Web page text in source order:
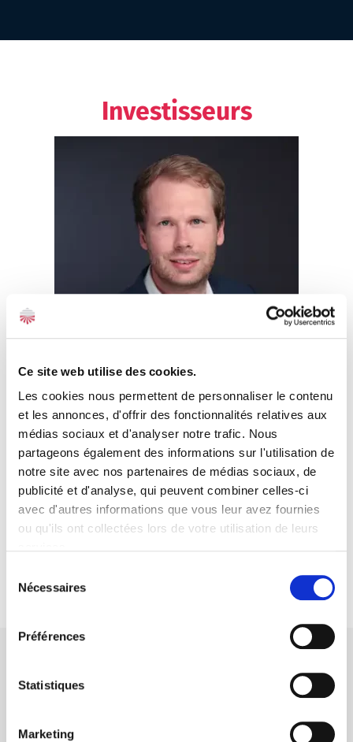
Ce site web utilise des cookies.
Les cookies nous permettent de personnaliser le contenu
et les annonces, d'offrir des fonctionnalités relatives aux
médias sociaux et d'analyser notre trafic. Nous
partageons également des informations sur l'utilisation de
notre site avec nos partenaires de médias sociaux, de
publicité et d'analyse, qui peuvent combiner celles-ci
avec d'autres informations que vous leur avez fournies
ou qu'ils ont collectées lors de votre utilisation de leurs
Nécessaires
Préférences
Statistiques
Marketing
Investisseurs
François Sion
Chargé d’Affaires Sénior
Les investissements de la